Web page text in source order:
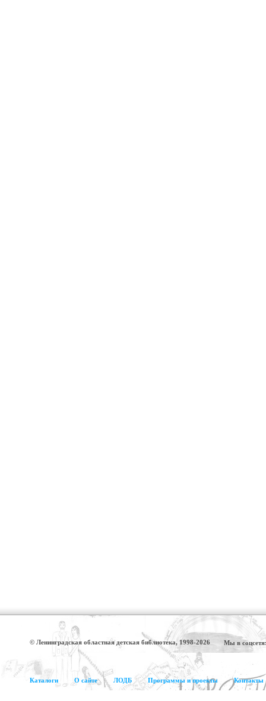
© Ленинградская областная детская библиотека, 1998-2026 Мы в
Каталоги О сайте ЛОДБ Программы и проекты Контакты